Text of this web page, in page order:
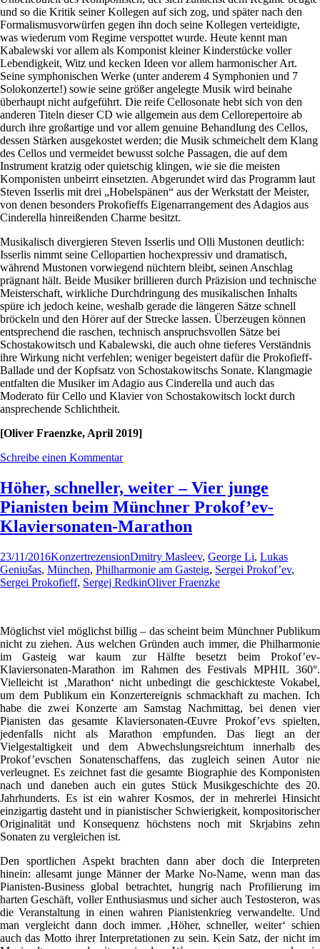
und so die Kritik seiner Kollegen auf sich zog, und später nach den
Formalismusvorwürfen gegen ihn doch seine Kollegen verteidigte,
was wiederum vom Regime verspottet wurde. Heute kennt man
Kabalewski vor allem als Komponist kleiner Kinderstücke voller
Lebendigkeit, Witz und kecken Ideen vor allem harmonischer Art.
Seine symphonischen Werke (unter anderem 4 Symphonien und 7
Solokonzerte!) sowie seine größer angelegte Musik wird beinahe
überhaupt nicht aufgeführt. Die reife Cellosonate hebt sich von den
anderen Titeln dieser CD wie allgemein aus dem Cellorepertoire ab
durch ihre großartige und vor allem genuine Behandlung des Cellos,
dessen Stärken ausgekostet werden; die Musik schmeichelt dem Klang
des Cellos und vermeidet bewusst solche Passagen, die auf dem
Instrument kratzig oder quietschig klingen, wie sie die meisten
Komponisten unbeirrt einsetzten. Abgerundet wird das Programm laut
Steven Isserlis mit drei „Hobelspänen“ aus der Werkstatt der Meister,
von denen besonders Prokofieffs Eigenarrangement des Adagios aus
Cinderella hinreißenden Charme besitzt.
Musikalisch divergieren Steven Isserlis und Olli Mustonen deutlich:
Isserlis nimmt seine Cellopartien hochexpressiv und dramatisch,
während Mustonen vorwiegend nüchtern bleibt, seinen Anschlag
prägnant hält. Beide Musiker brillieren durch Präzision und technische
Meisterschaft, wirkliche Durchdringung des musikalischen Inhalts
spüre ich jedoch keine, weshalb gerade die längeren Sätze schnell
bröckeln und den Hörer auf der Strecke lassen. Überzeugen können
entsprechend die raschen, technisch anspruchsvollen Sätze bei
Schostakowitsch und Kabalewski, die auch ohne tieferes Verständnis
ihre Wirkung nicht verfehlen; weniger begeistert dafür die Prokofieff-
Ballade und der Kopfsatz von Schostakowitschs Sonate. Klangmagie
entfalten die Musiker im Adagio aus Cinderella und auch das
Moderato für Cello und Klavier von Schostakowitsch lockt durch
ansprechende Schlichtheit.
[Oliver Fraenzke, April 2019]
Schreibe einen Kommentar
Höher, schneller, weiter – Vier junge
Pianisten beim Münchner Prokof’ev-
Klaviersonaten-Marathon
23/11/2016KonzertrezensionDmitry Masleev, George Li, Lukas
Geniušas, München, Philharmonie am Gasteig, Sergei Prokof’ev,
Sergei Prokofieff, Sergej RedkinOliver Fraenzke
Möglichst viel möglichst billig – das scheint beim Münchner Publikum
nicht zu ziehen. Aus welchen Gründen auch immer, die Philharmonie
im Gasteig war kaum zur Hälfte besetzt beim Prokof’ev-
Klaviersonaten-Marathon im Rahmen des Festivals MPHIL 360°.
Vielleicht ist ‚Marathon‘ nicht unbedingt die geschickteste Vokabel,
um dem Publikum ein Konzertereignis schmackhaft zu machen. Ich
habe die zwei Konzerte am Samstag Nachmittag, bei denen vier
Pianisten das gesamte Klaviersonaten-Œuvre Prokof’evs spielten,
jedenfalls nicht als Marathon empfunden. Das liegt an der
Vielgestaltigkeit und dem Abwechslungsreichtum innerhalb des
Prokof’evschen Sonatenschaffens, das zugleich seinen Autor nie
verleugnet. Es zeichnet fast die gesamte Biographie des Komponisten
nach und daneben auch ein gutes Stück Musikgeschichte des 20.
Jahrhunderts. Es ist ein wahrer Kosmos, der in mehrerlei Hinsicht
einzigartig dasteht und in pianistischer Schwierigkeit, kompositorischer
Originalität und Konsequenz höchstens noch mit Skrjabins zehn
Sonaten zu vergleichen ist.
Den sportlichen Aspekt brachten dann aber doch die Interpreten
hinein: allesamt junge Männer der Marke No-Name, wenn man das
Pianisten-Business global betrachtet, hungrig nach Profilierung im
harten Geschäft, voller Enthusiasmus und sicher auch Testosteron, was
die Veranstaltung in einen wahren Pianistenkrieg verwandelte. Und
man vergleicht dann doch immer. ‚Höher, schneller, weiter‘ schien
auch das Motto ihrer Interpretationen zu sein. Kein Satz, der nicht im